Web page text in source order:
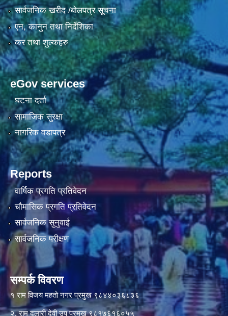
सार्वजनिक खरीद /बोलपत्र सूचना
एन, कानुन तथा निर्देशिका
कर तथा शुल्कहरु
eGov services
घटना दर्ता
सामाजिक सुरक्षा
नागरिक वडापत्र
Reports
वार्षिक प्रगति प्रतिवेदन
चौमासिक प्रगति प्रतिवेदन
सार्वजनिक सुनुवाई
सार्वजनिक परीक्षण
सम्पर्क विवरण
१ राम विजय महतो नगर प्रमुख ९८४४०३६८३६
२. राम दुलारी देवी उप प्रमुख ९८१७६१६०५५